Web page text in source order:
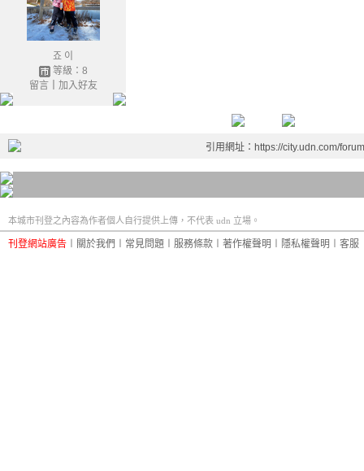
죠 이
等級：8
留言｜ 加入好友
引用網址：https://city.udn.com/
本城市刊登之內容為作者個人自行提供上傳，不代表 udn 立場。
刊登網站廣告 關於我們 常見問題 服務條款 著作權聲明 隱私權聲明 客服